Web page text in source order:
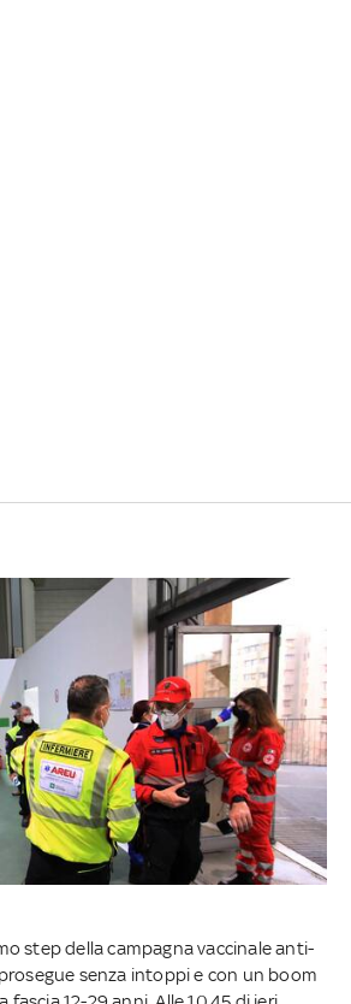
step della campagna vaccinale anti-
senza intoppi e con un boom